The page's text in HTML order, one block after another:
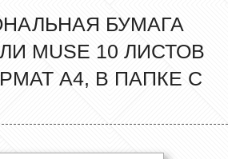
БУМАГА
MUSE 10 ЛИСТОВ
А4, В ПАПКЕ С